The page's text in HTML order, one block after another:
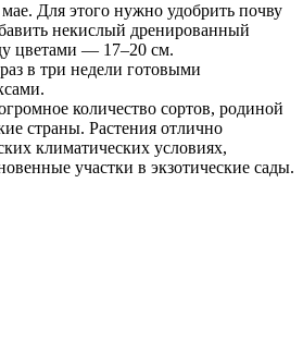
Для этого нужно удобрить почву
некислый дренированный
цветами — 17–20 см.
в три недели готовыми
количество сортов, родиной
страны. Растения отлично
климатических условиях,
участки в экзотические сады.